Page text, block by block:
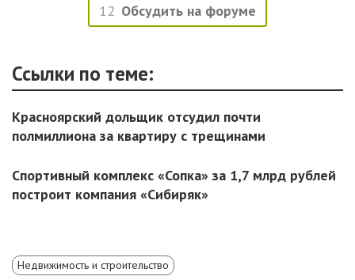
12 Обсудить на форуме
Ссылки по теме:
Красноярский дольщик отсудил почти
полмиллиона за квартиру с трещинами
Спортивный комплекс «Сопка» за 1,7 млрд рублей
построит компания «Сибиряк»
Недвижимость и строительство